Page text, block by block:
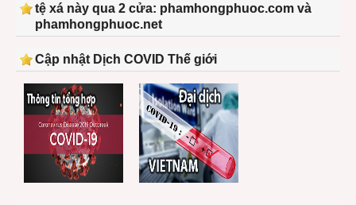
tệ xá này qua 2 cửa: phamhongphuoc.com và
phamhongphuoc.net
Cập nhật Dịch COVID Thế giới